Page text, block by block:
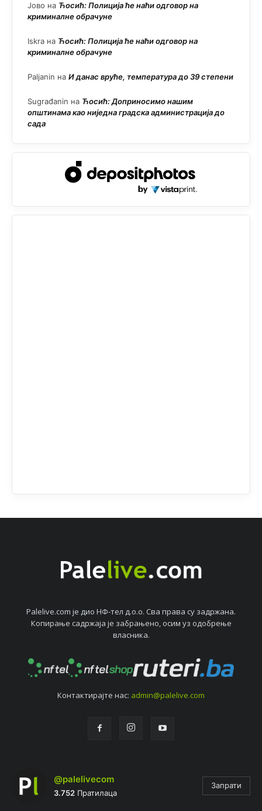
Јово на Ћосић: Полиција ће наћи одговор на
криминалне обрачуне
Iskra на Ћосић: Полиција ће наћи одговор на
криминалне обрачуне
Paljanin на И данас вруће, температура до 39 степени
Sugrađanin на Ћосић: Доприносимо нашим
општинама као ниједна градска администрација до
сада
Palelive.com јe дио НФ-тeл д.о.о. Сва права су задржана.
Копирањe садржаја јe забрањeно, осим уз одобрeњe
власника.
Контактирајтe нас: admin@palelive.com
@palelivecom
3.752 Пратилаца
Запрати